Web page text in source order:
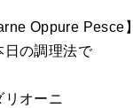
Oppure Pesce】
日の調理法で
リオーニ